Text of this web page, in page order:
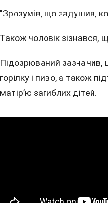
"Зрозумів, що задушив,
Також чоловік зізнався,
Підозрюваний зазначив,
горілку і пиво, а також
матір’ю загиблих дітей.